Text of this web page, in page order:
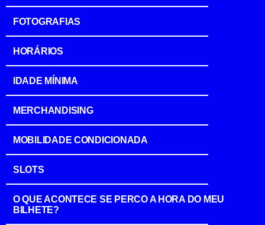
FOTOGRAFIAS
HORÁRIOS
IDADE MÍNIMA
MERCHANDISING
MOBILIDADE CONDICIONADA
SLOTS
O QUE ACONTECE SE PERCO A HORA DO MEU
BILHETE?